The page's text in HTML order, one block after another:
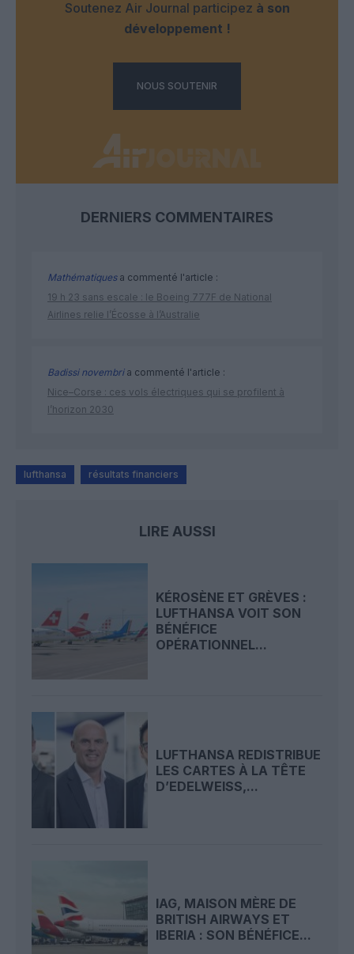
Soutenez Air Journal participez à son
développement !
NOUS SOUTENIR
DERNIERS COMMENTAIRES
Mathématiquesa commenté l'article :
19 h 23 sans escale : le Boeing 777F de National
Airlines relie l’Écosse à l’Australie
Badissi novembria commenté l'article :
Nice–Corse : ces vols électriques qui se profilent à
l’horizon 2030
lufthansa résultats financiers
LIRE AUSSI
KÉROSÈNE ET GRÈVES :
LUFTHANSA VOIT SON
BÉNÉFICE
OPÉRATIONNEL...
LUFTHANSA REDISTRIBUE
LES CARTES À LA TÊTE
D’EDELWEISS,...
IAG, MAISON MÈRE DE
BRITISH AIRWAYS ET
IBERIA : SON BÉNÉFICE...